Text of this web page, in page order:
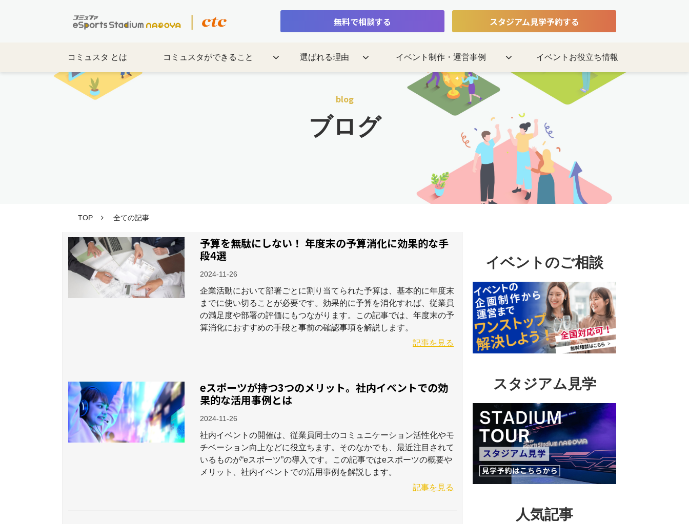
無料で相談する スタジアム見学予約する
コミュスタ とは コミュスタができること 選ばれる理由 イベント制作・運営事例 イベントお役立ち情報
blog
ブログ
TOP 全ての記事
予算を無駄にしない！ 年度末の予算消化に効果的な手
段4選
2024-11-26
企業活動において部署ごとに割り当てられた予算は、基本的に年度末
までに使い切ることが必要です。効果的に予算を消化すれば、従業員
の満足度や部署の評価にもつながります。この記事では、年度末の予
算消化におすすめの手段と事前の確認事項を解説します。
記事を見る
eスポーツが持つ3つのメリット。社内イベントでの効
果的な活用事例とは
2024-11-26
社内イベントの開催は、従業員同士のコミュニケーション活性化やモ
チベーション向上などに役立ちます。そのなかでも、最近注目されて
いるものが“eスポーツ”の導入です。この記事ではeスポーツの概要や
メリット、社内イベントでの活用事例を解説します。
記事を見る
イベントのご相談
スタジアム見学
人気記事